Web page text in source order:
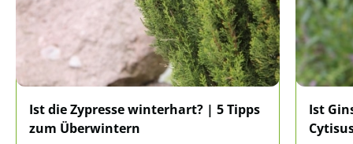
Ist die Zypresse winterhart? | 5 Tipps
zum Überwintern
Ist